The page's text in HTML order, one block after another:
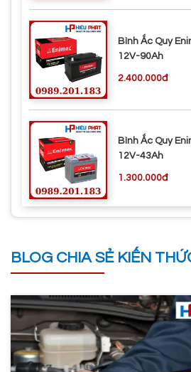
Bình Ắc Quy
12V-90Ah
2.400.000đ
Bình Ắc Quy
12V-43Ah
1.300.000đ
BLOG CHIA SẺ KIẾN